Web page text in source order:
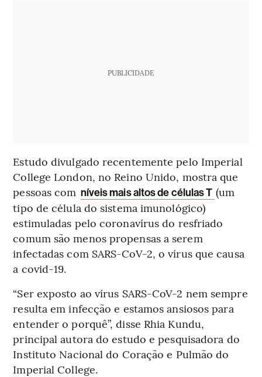
PUBLICIDADE
Estudo divulgado recentemente pelo Imperial
College London, no Reino Unido, mostra que
pessoas com níveis mais altos de células T (um
tipo de célula do sistema imunológico)
estimuladas pelo coronavírus do resfriado
comum são menos propensas a serem
infectadas com SARS-CoV-2, o vírus que causa
a covid-19.
“Ser exposto ao vírus SARS-CoV-2 nem sempre
resulta em infecção e estamos ansiosos para
entender o porquê”, disse Rhia Kundu,
principal autora do estudo e pesquisadora do
Instituto Nacional do Coração e Pulmão do
Imperial College.